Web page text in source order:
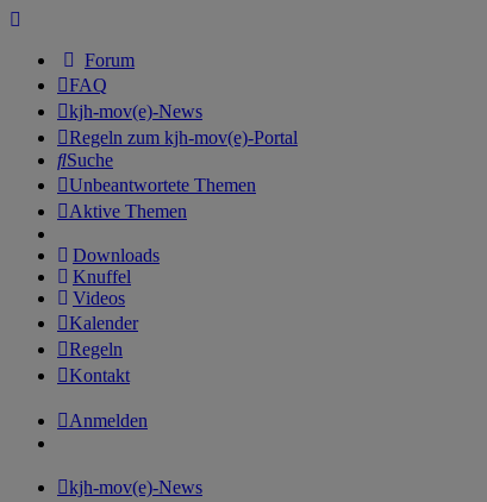
Forum
FAQ
kjh-mov(e)-News
Regeln zum kjh-mov(e)-Portal
Suche
Unbeantwortete Themen
Aktive Themen
Downloads
Knuffel
Videos
Kalender
Regeln
Kontakt
Anmelden
kjh-mov(e)-News